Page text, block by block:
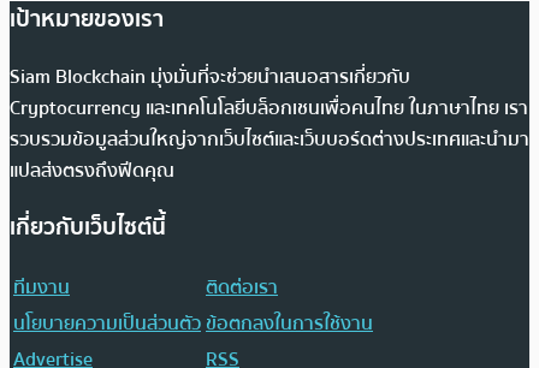
เป้าหมายของเรา
Siam Blockchain มุ่งมั่นที่จะช่วยนำเสนอสารเกี่ยวกับ
Cryptocurrency และเทคโนโลยีบล็อกเชนเพื่อคนไทย ในภาษาไทย เรา
รวบรวมข้อมูลส่วนใหญ่จากเว็บไซต์และเว็บบอร์ดต่างประเทศและนำมา
แปลส่งตรงถึงฟีดคุณ
เกี่ยวกับเว็บไซต์นี้
ทีมงาน
ติดต่อเรา
นโยบายความเป็นส่วนตัวข้อตกลงในการใช้งาน
Advertise
RSS